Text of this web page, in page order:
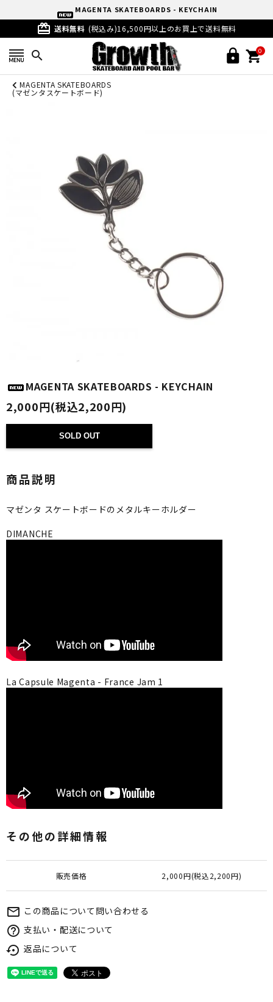
MAGENTA SKATEBOARDS - KEYCHAIN
card_giftcard 送料無料 (税込み)16,500円以上のお買上で送料無料
search 0
MAGENTA SKATEBOARDS
(マゼンタスケートボード)
MAGENTA SKATEBOARDS - KEYCHAIN
2,000円(税込2,200円)
SOLD OUT
商品説明
マゼンタ スケートボードのメタルキーホルダー
DIMANCHE
La Capsule Magenta - France Jam 1
その他の詳細情報
販売価格 2,000円(税込2,200円)
mail_outline この商品について問い合わせる
help_outline 支払い・配送について
settings_backup_restore 返品について